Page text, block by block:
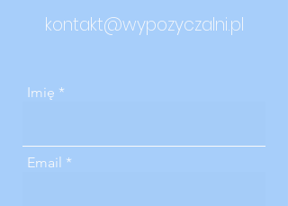
kontakt@wypozyczalni.pl
Imię
Email